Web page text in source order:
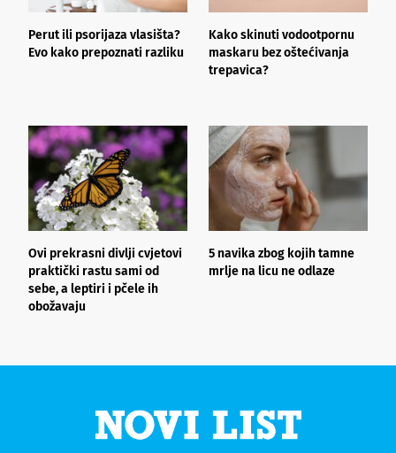
Perut ili psorijaza vlasišta?
Evo kako prepoznati razliku
Kako skinuti vodootpornu
maskaru bez oštećivanja
trepavica?
Ovi prekrasni divlji cvjetovi
praktički rastu sami od
sebe, a leptiri i pčele ih
obožavaju
5 navika zbog kojih tamne
mrlje na licu ne odlaze